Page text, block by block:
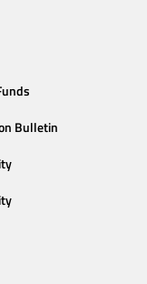
Bulletin